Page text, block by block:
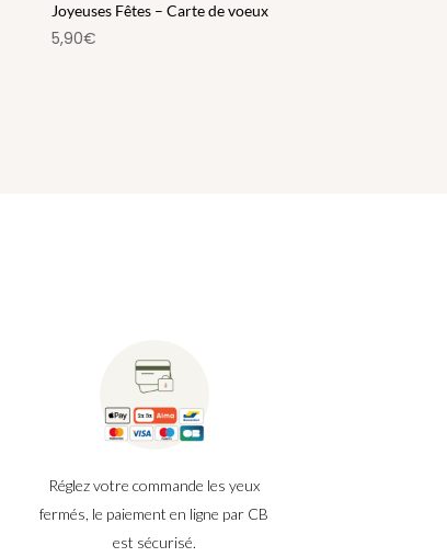
Joyeuses Fêtes – Carte de voeux
5,90€
Réglez votre commande les yeux
fermés, le paiement en ligne par CB
est sécurisé.